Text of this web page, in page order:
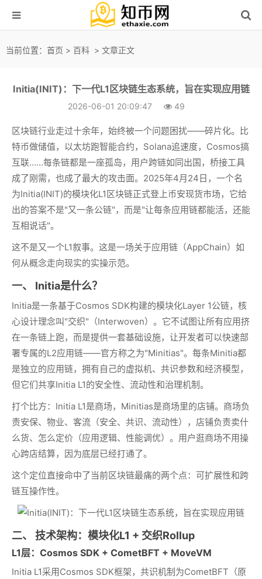
当前位置： 首页 > 百科 > 文章正文
Initia(INIT)：下一代L1区块链生态系统，旨在实现应用链
2026-06-01 20:09:47 49
区块链行业走过十余年，始终被一个问题困扰——碎片化。比
特币做储值，以太坊跑智能合约，Solana追速度，Cosmos搞
互联……每条链都是一座孤岛，用户跨链如同出国，桥接工具
成了刚需，也成了最大的攻击面。2025年4月24日，一个名
为Initia(INIT)的模块化L1区块链正式登上币安现货市场，它给
出的答案不是"又一条公链"，而是"让每条应用链都能活，还能
互相说话"。
这不是又一个L1叙事。这是一场关于应用链（AppChain）如
何从概念走向现实的实操示范。
一、 Initia是什么？
Initia是一条基于Cosmos SDK构建的模块化Layer 1公链，核
心设计理念叫"交织"（Interwoven）。它不试图让所有应用挤
在一条链上跑，而是提供一套基础设施，让开发者可以快速部
署专属的L2应用链——官方称之为"Minitias"。每条Minitia都
是独立的应用链，拥有自己的虚拟机、共识参数和经济模型，
但它们共享Initia L1的安全性、流动性和治理机制。
打个比方：Initia L1是商场，Minitias是商场里的店铺。商场负
责安保、物业、客流（安全、共识、流动性），店铺负责卖什
么货、怎么定价（应用逻辑、性能调优）。用户逛商场不用操
心跨店结算，因为底层已经打通了。
这个定位直接命中了当前区块链最痛的两个点：可扩展性和跨
链互操作性。
二、 技术架构：模块化L1 + 交织Rollup
L1层：Cosmos SDK + CometBFT + MoveVM
Initia L1采用Cosmos SDK框架，共识机制为CometBFT（原